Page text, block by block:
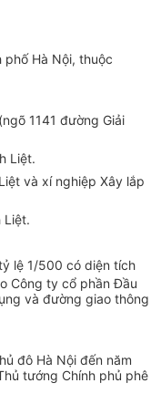
Hà Nội, thuộc
1141 đường Giải
Liệt.
và xí nghiệp Xây lắp
Liệt.
lệ 1/500 có diện tích
Công ty cổ phần Đầu
và đường giao thông
đô Hà Nội đến năm
tướng Chính phủ phê